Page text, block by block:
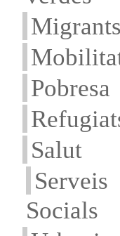
Migrants
Pobresa
Salut
Serveis
Socials